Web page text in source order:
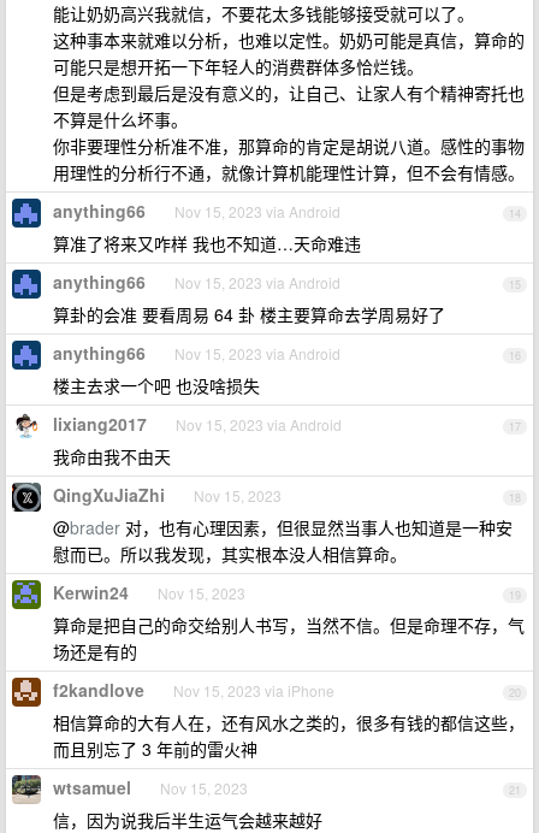
能让奶奶高兴我就信，不要花太多钱能够接受就可以了。
这种事本来就难以分析，也难以定性。奶奶可能是真信，算命的
可能只是想开拓一下年轻人的消费群体多恰烂钱。
但是考虑到最后是没有意义的，让自己、让家人有个精神寄托也
不算是什么坏事。
你非要理性分析准不准，那算命的肯定是胡说八道。感性的事物
用理性的分析行不通，就像计算机能理性计算，但不会有情感。
14
anything66 Nov 15, 2023 via Android
算准了将来又咋样 我也不知道…天命难违
15
anything66 Nov 15, 2023 via Android
算卦的会准 要看周易 64 卦 楼主要算命去学周易好了
16
anything66 Nov 15, 2023 via Android
楼主去求一个吧 也没啥损失
17
lixiang2017 Nov 15, 2023 via Android
我命由我不由天
18
QingXuJiaZhi Nov 15, 2023
@brader 对，也有心理因素，但很显然当事人也知道是一种安
慰而已。所以我发现，其实根本没人相信算命。
19
Kerwin24 Nov 15, 2023
算命是把自己的命交给别人书写，当然不信。但是命理不存，气
场还是有的
20
f2kandlove Nov 15, 2023 via iPhone
相信算命的大有人在，还有风水之类的，很多有钱的都信这些，
而且别忘了 3 年前的雷火神
21
wtsamuel Nov 15, 2023
信，因为说我后半生运气会越来越好